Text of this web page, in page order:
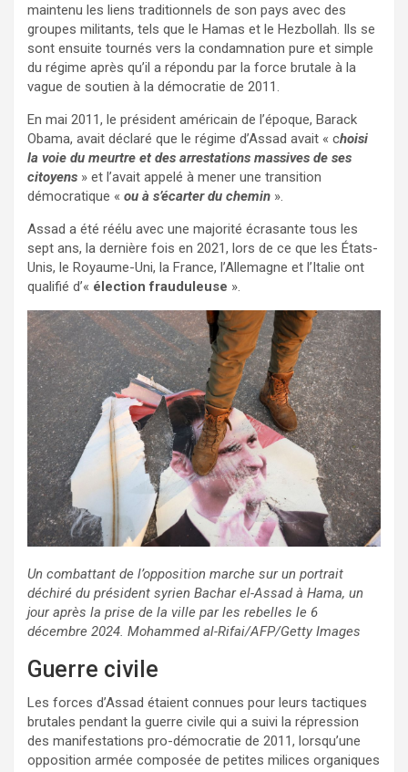
maintenu les liens traditionnels de son pays avec des
groupes militants, tels que le Hamas et le Hezbollah. Ils se
sont ensuite tournés vers la condamnation pure et simple
du régime après qu’il a répondu par la force brutale à la
vague de soutien à la démocratie de 2011.
En mai 2011, le président américain de l’époque, Barack
Obama, avait déclaré que le régime d’Assad avait « choisi
la voie du meurtre et des arrestations massives de ses
citoyens » et l’avait appelé à mener une transition
démocratique « ou à s’écarter du chemin ».
Assad a été réélu avec une majorité écrasante tous les
sept ans, la dernière fois en 2021, lors de ce que les États-
Unis, le Royaume-Uni, la France, l’Allemagne et l’Italie ont
qualifié d’« élection frauduleuse ».
Un combattant de l’opposition marche sur un portrait
déchiré du président syrien Bachar el-Assad à Hama, un
jour après la prise de la ville par les rebelles le 6
décembre 2024. Mohammed al-Rifai/AFP/Getty Images
Guerre civile
Les forces d’Assad étaient connues pour leurs tactiques
brutales pendant la guerre civile qui a suivi la répression
des manifestations pro-démocratie de 2011, lorsqu’une
opposition armée composée de petites milices organiques